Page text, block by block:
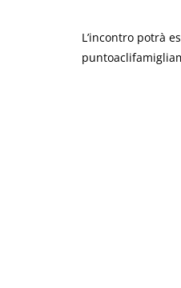
L’incontro potrà